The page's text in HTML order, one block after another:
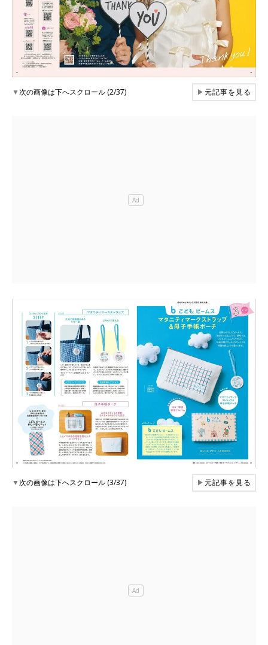
▼次の画像は下へスクロール (2/37) ▶元記事を見る
▼次の画像は下へスクロール (3/37) ▶元記事を見る